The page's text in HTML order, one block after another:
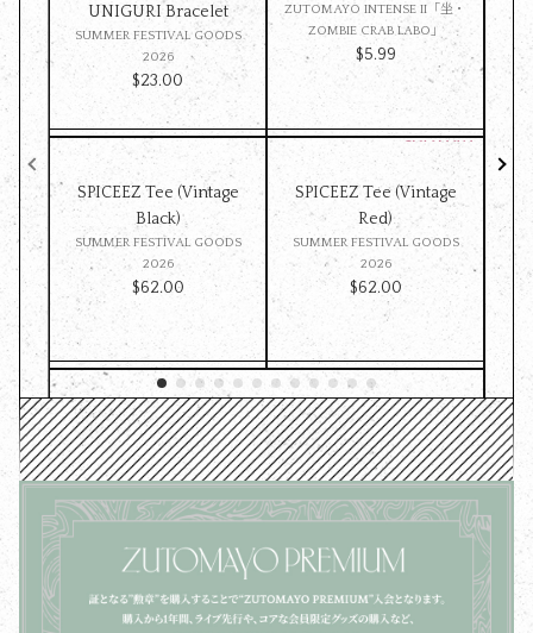
UNIGURI Bracelet
SUMMER FESTIVAL GOODS
2026
$‌23.00
ZUTOMAYO INTENSE II「坐・
ZOMBIE CRAB LABO」
$‌5.99
SPICEEZ Tee (Vintage
Black)
SUMMER FESTIVAL GOODS
2026
$‌62.00
SPICEEZ Tee (Vintage
Red)
SUMMER FESTIVAL GOODS
2026
$‌62.00